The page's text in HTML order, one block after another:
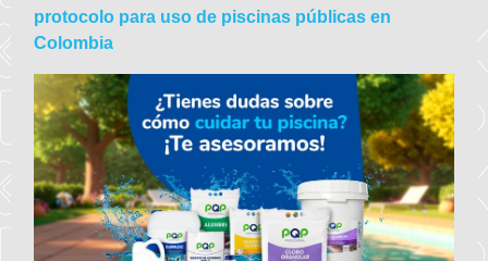
protocolo para uso de piscinas públicas en
Colombia